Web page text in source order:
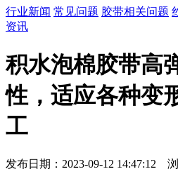
行业新闻 常见问题 胶带相关问题
资讯
积水泡棉胶带高
性，适应各种变
工
发布日期：2023-09-12 14:47:12